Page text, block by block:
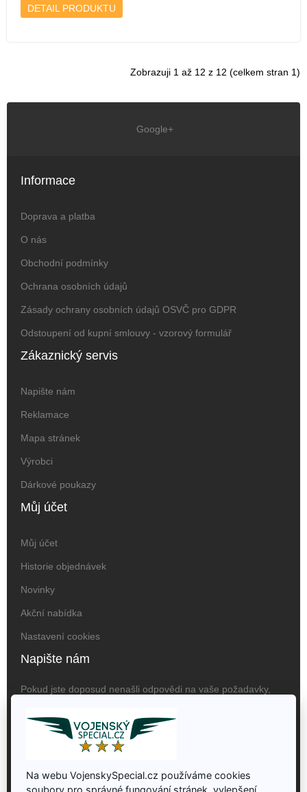
DETAIL PRODUKTU
Zobrazuji 1 až 12 z 12 (celkem stran 1)
Google+
Informace
Doprava a platba
O nás
Obchodní podmínky
Ochrana osobních údajů
Zásady ochrany osobních údajů OSVČ pro GDPR
Odstoupení od kupní smlouvy - vzorový formulář
Zákaznický servis
Napište nám
Reklamace
Mapa stránek
Výrobci
Dárkové poukazy
Můj účet
Můj účet
Historie objednávek
Novinky
Akční nabídka
Nastavení cookies
Napište nám
Pokud jste doposud nenašli odpovědi na vaše požadavky,
Vojenský Special, Jaroslav
Hučko, Krnovská 2764/72,
+420 722 066 844
Na webu VojenskySpecial.cz používáme cookies
soubory pro správné fungování stránek, vylepšení